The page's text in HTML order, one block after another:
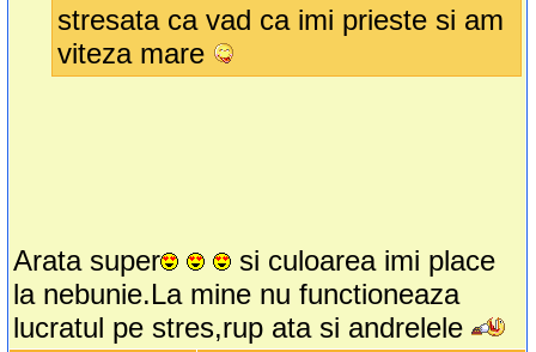
stresata ca vad ca imi prieste si am
viteza mare
Arata super
si culoarea imi place
la nebunie.La mine nu functioneaza
lucratul pe stres,rup ata si andrelele